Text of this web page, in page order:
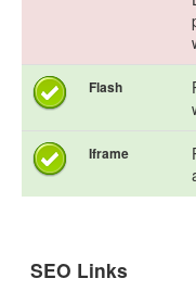
Flash
Iframe
SEO Links